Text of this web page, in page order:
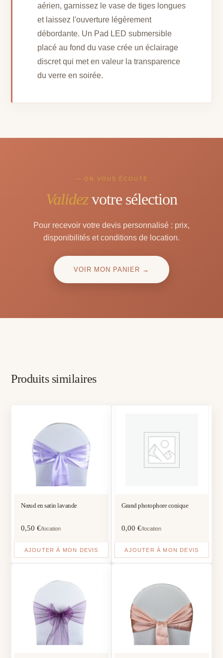
aérien, garnissez le vase de tiges longues
et laissez l'ouverture légèrement
débordante. Un Pad LED submersible
placé au fond du vase crée un éclairage
discret qui met en valeur la transparence
du verre en soirée.
— ON VOUS ÉCOUTE
Validezvotre sélection
Pour recevoir votre devis personnalisé : prix,
disponibilités et conditions de location.
VOIR MON PANIER →
Produits similaires
Nœud en satin lavande
0,50€/location
AJOUTER À MON DEVIS
Grand photophore conique
0,00 €/location
AJOUTER À MON DEVIS